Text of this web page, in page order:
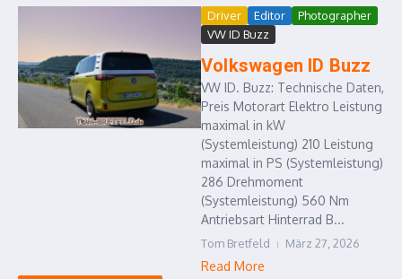
Driver Editor
Photographer
VW ID Buzz
Volkswagen ID Buzz
VW ID. Buzz: Technische Daten,
Preis Motorart Elektro Leistung
maximal in kW
(Systemleistung) 210 Leistung
maximal in PS (Systemleistung)
286 Drehmoment
(Systemleistung) 560 Nm
Antriebsart Hinterrad B...
Tom Bretfeld März 27, 2026
Read More